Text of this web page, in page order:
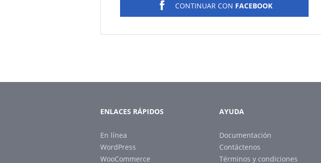
CONTINUAR CON FACEBOOK
ENLACES RÁPIDOS
En línea
WordPress
WooCommerce
AYUDA
Documentación
Contáctenos
Términos y condiciones